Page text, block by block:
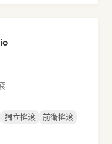
獨立搖滾
前衛搖滾